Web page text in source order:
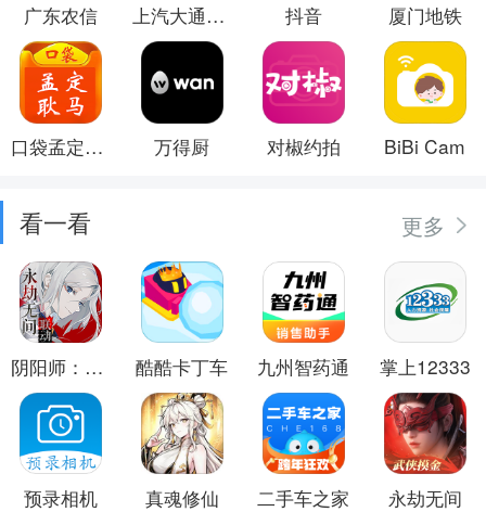
广东农信 上汽大通MAXUS 抖音 厦门地铁
口袋孟定耿马 万得厨 对椒约拍 BiBi Cam
看一看 更多
阴阳师：百闻牌 酷酷卡丁车 九州智药通 掌上12333
预录相机 真魂修仙 二手车之家 永劫无间